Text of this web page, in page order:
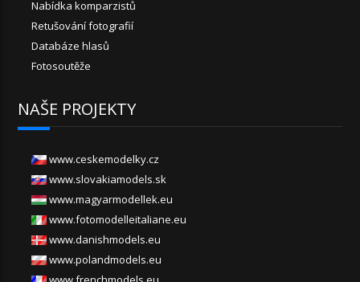
Nabídka komparzistů
Retušování fotografií
Databáze hlasů
Fotosoutěže
NAŠE PROJEKTY
www.ceskemodelky.cz
www.slovakiamodels.sk
www.magyarmodellek.eu
www.fotomodelleitaliane.eu
www.danishmodels.eu
www.polandmodels.eu